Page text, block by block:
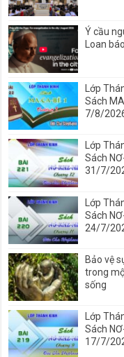
Ý cầu
Loan
Lớp
Sách
7/8/
Lớp
Sách
31/7/
Lớp
Sách
24/7/
Bảo vệ
trong
sống
Lớp
Sách
17/7/